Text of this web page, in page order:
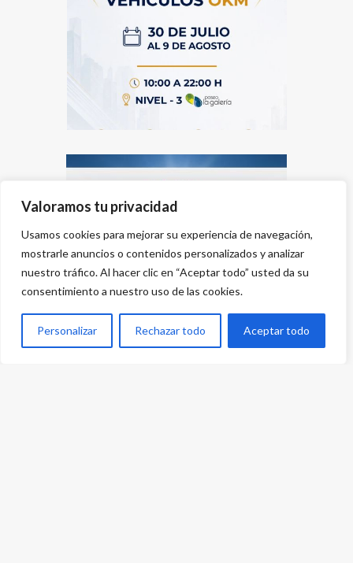
Valoramos tu privacidad
Usamos cookies para mejorar su experiencia de navegación,
mostrarle anuncios o contenidos personalizados y analizar
nuestro tráfico. Al hacer clic en “Aceptar todo” usted da su
consentimiento a nuestro uso de las cookies.
Personalizar Rechazar todo Aceptar todo